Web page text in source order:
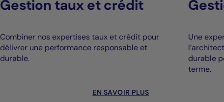
Gestion taux et crédit
Combiner nos expertises taux et crédit pour
délivrer une performance responsable et
durable.
EN SAVOIR PLUS
Une
durable
terme.